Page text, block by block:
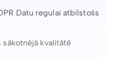
sākotnējā kvalitātē
un derīguma termiņa